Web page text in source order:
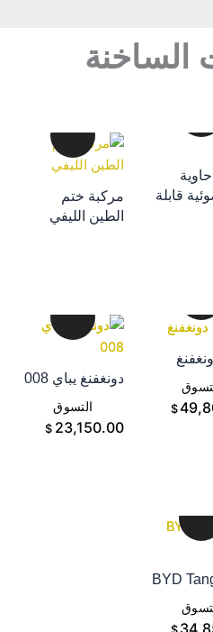
سلة
مركبة ختم
الطين الليفي
إضافة إلى سلة
التسوق
$
سلة
دونغفنغ يباي 008
$23,150.00
إضافة إلى سلة
التسوق
BYD
سلة